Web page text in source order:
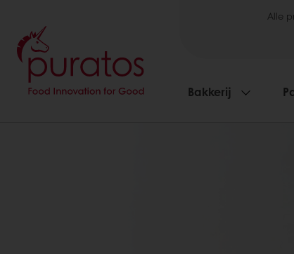
Alle
Bakkerij